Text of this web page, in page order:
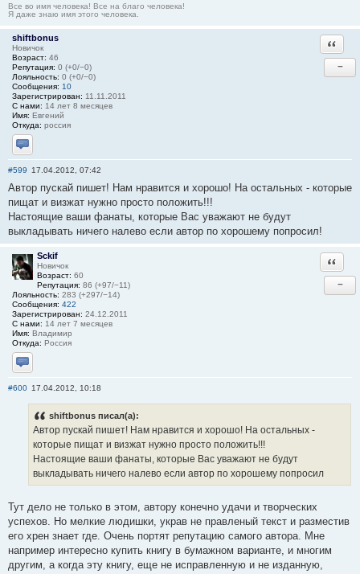
Все во имя человека! Все на благо человека!
Я даже знаю имя этого человека.
shiftbonus
Новичок
Возраст: 46
Репутация: 0 (+0/−0)
Лояльность: 0 (+0/−0)
Сообщения: 10
Зарегистрирован: 11.11.2011
С нами: 14 лет 8 месяцев
Имя: Евгений
Откуда: россия
Отправить личное сообщение
−
#599 17.04.2012, 07:42
Автор пускай пишет! Нам нравится и хорошо! На остальных - которые
пищат и визжат нужно просто положить!!!
Настоящие ваши фанаты, которые Вас уважают не будут
выкладывать ничего налево если автор по хорошему попросил!
Sckif
Новичок
Возраст: 60
Репутация: 86 (+97/−11)
Лояльность: 283 (+297/−14)
Сообщения: 422
Зарегистрирован: 24.12.2011
С нами: 14 лет 7 месяцев
Имя: Владимир
Откуда: Россия
Отправить личное сообщение
−
#600 17.04.2012, 10:18
shiftbonus писал(а):
Автор пускай пишет! Нам нравится и хорошо! На остальных -
которые пищат и визжат нужно просто положить!!!
Настоящие ваши фанаты, которые Вас уважают не будут
выкладывать ничего налево если автор по хорошему попросил
Тут дело не только в этом, автору конечно удачи и творческих
успехов. Но мелкие людишки, украв не правленый текст и разместив
его хрен знает где. Очень портят репутацию самого автора. Мне
например интересно купить книгу в бумажном варианте, и многим
другим, а когда эту книгу, еще не исправленную и не изданную,